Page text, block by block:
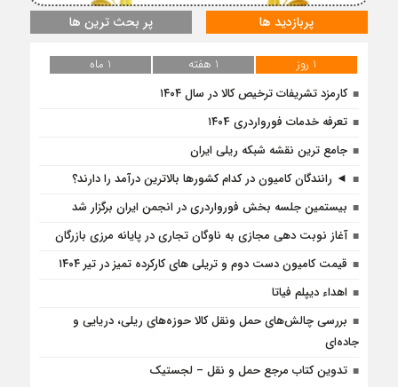
پربازدید ها پر بحث ترین ها
1 روز 1 هفته
1 ماه
کارمزد تشریفات ترخیص کالا در سال ۱۴۰۴
تعرفه خدمات فورواردری ۱۴۰4
جامع ترین نقشه شبکه ریلی ایران
◄ رانندگان کامیون در کدام کشورها بالاترین درآمد را دارند؟
بیستمین جلسه بخش فورواردری در انجمن ایران برگزار شد
آغاز نوبت دهی مجازی به ناوگان تجاری در پایانه مرزی بازرگان
قیمت کامیون دست دوم و تریلی‌ های کارکرده تمیز در تیر ۱۴۰۴
اهداء دیپلم فیاتا
بررسی چالش‌های حمل ونقل کالا حوزه‌های ریلی، دریایی و
جاده‌ای
تدوین کتاب مرجع حمل و نقل – لجستیک